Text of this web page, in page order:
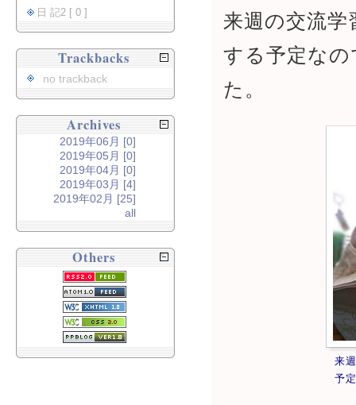
来週の交流
する予定な
た。
来
予
日 記2 [ 0 ]
Trackbacks
no trackback
Archives
2019年06月 [0]
2019年05月 [0]
2019年04月 [0]
2019年03月 [4]
2019年02月 [25]
all
Others